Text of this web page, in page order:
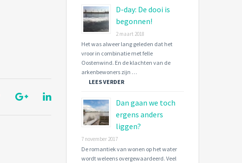
D-day: De dooi is
begonnen!
2 maart 2018
Het was alweer lang geleden dat het
vroor in combinatie met felle
Oostenwind. En de klachten van de
arkenbewoners zijn …
LEES VERDER
Dan gaan we toch
ergens anders
liggen?
7 november 2017
De romantiek van wonen op het water
wordt weleens overgewaardeerd. Veel